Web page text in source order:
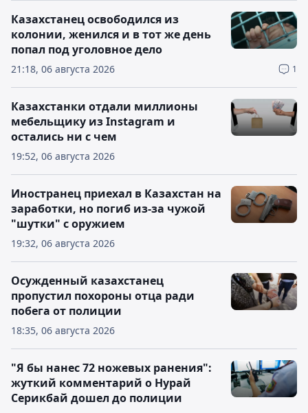
21:18, 06 августа 2026 1
Казахстанец освободился из
колонии, женился и в тот же день
попал под уголовное дело
19:52, 06 августа 2026
Казахстанки отдали миллионы
мебельщику из Instagram и
остались ни с чем
19:32, 06 августа 2026
Иностранец приехал в Казахстан на
заработки, но погиб из-за чужой
"шутки" с оружием
18:35, 06 августа 2026
Осужденный казахстанец
пропустил похороны отца ради
побега от полиции
"Я бы нанес 72 ножевых ранения":
жуткий комментарий о Нурай
Серикбай дошел до полиции